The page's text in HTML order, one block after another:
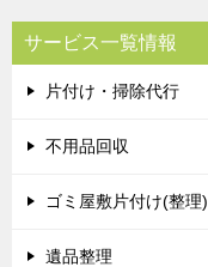
サービス一覧情報
片付け・掃除代行
不用品回収
ゴミ屋敷片付け(整理)
遺品整理